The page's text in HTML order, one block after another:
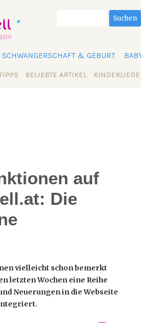
SCHWANGERSCHAFT & GEBURT
BELIEBTE ARTIKEL
Suchen
auf
Die
vielleicht schon bemerkt
letzten Wochen eine Reihe
Neuerungen in die Webseite